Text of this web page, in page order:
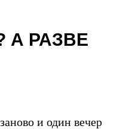
А РАЗВЕ
и один вечер